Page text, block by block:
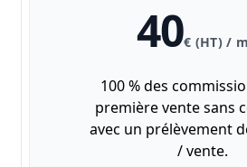
40€ (HT) /
100 % des
première vente sans
avec un prélèvement
/ vente.